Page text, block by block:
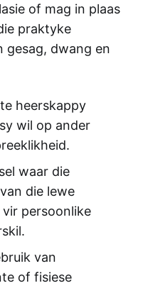
of mag in plaas
praktyke
gesag, dwang en
heerskappy
wil op ander
waar die
die lewe
persoonlike
van
of fisiese